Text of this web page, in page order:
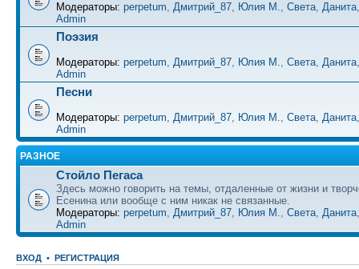
Модераторы: perpetum, Дмитрий_87, Юлия М., Света, Данита
Admin
Поэзия
Модераторы: perpetum, Дмитрий_87, Юлия М., Света, Данита
Admin
Песни
Модераторы: perpetum, Дмитрий_87, Юлия М., Света, Данита
Admin
РАЗНОЕ
Стойло Пегаса
Здесь можно говорить на темы, отдаленные от жизни и
Есенина или вообще с ним никак не связанные.
Модераторы: perpetum, Дмитрий_87, Юлия М., Света, Данита
Admin
ВХОД • РЕГИСТРАЦИЯ